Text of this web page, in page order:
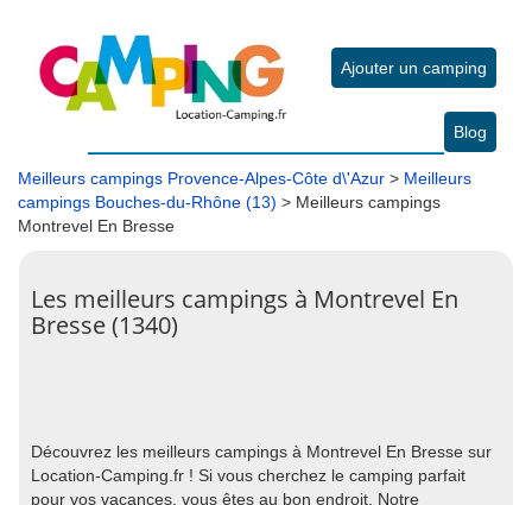
Ajouter un camping
Blog
Meilleurs campings Provence-Alpes-Côte d\'Azur > Meilleurs
campings Bouches-du-Rhône (13) > Meilleurs campings
Montrevel En Bresse
Les meilleurs campings à Montrevel En
Bresse (1340)
Découvrez les meilleurs campings à Montrevel En Bresse sur
Location-Camping.fr ! Si vous cherchez le camping parfait
pour vos vacances, vous êtes au bon endroit. Notre